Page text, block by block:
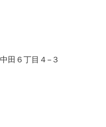
田６丁目４−３